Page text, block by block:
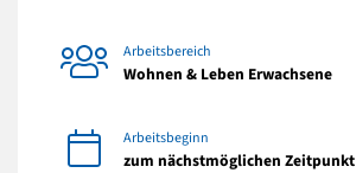
Arbeitsbereich
Wohnen & Leben Erwachsene
Arbeitsbeginn
zum nächstmöglichen Zeitpunkt